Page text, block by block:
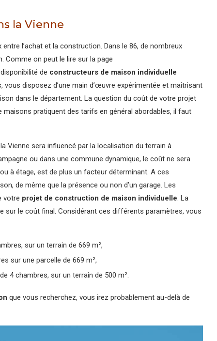
la Vienne
l’achat et la construction. Dans le 86, de nombreux
Comme on peut le lire sur la page
de constructeurs de maison individuelle
vous disposez d’une main d’œuvre expérimentée et maitrisant
dans le département. La question du coût de votre projet
pratiquent des tarifs en général abordables, il faut
Vienne sera influencé par la localisation du terrain à
ou dans une commune dynamique, le coût ne sera
à étage, est de plus un facteur déterminant. A ces
de même que la présence ou non d’un garage. Les
votre projet de construction de maison individuelle. La
sur le coût final. Considérant ces différents paramètres, vous
sur un terrain de 669 m²,
sur une parcelle de 669 m²,
4 chambres, sur un terrain de 500 m².
que vous recherchez, vous irez probablement au-delà de